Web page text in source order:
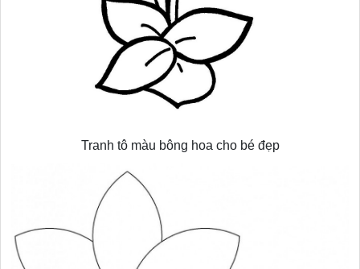
Tranh tô màu bông hoa cho bé đẹp